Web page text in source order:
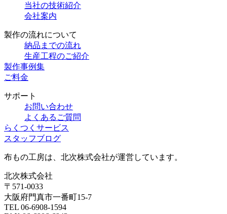
当社の技術紹介
会社案内
製作の流れについて
納品までの流れ
生産工程のご紹介
製作事例集
ご料金
サポート
お問い合わせ
よくあるご質問
らくつくサービス
スタッフブログ
布もの工房は、北次株式会社が運営しています。
北次株式会社
〒571-0033
大阪府門真市一番町15-7
TEL 06-6908-1594